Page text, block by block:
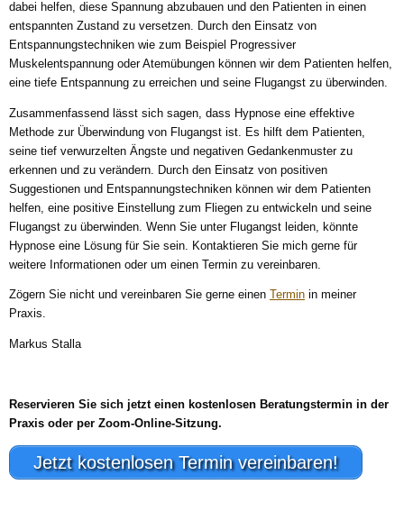
dabei helfen, diese Spannung abzubauen und den Patienten in einen
entspannten Zustand zu versetzen. Durch den Einsatz von
Entspannungstechniken wie zum Beispiel Progressiver
Muskelentspannung oder Atemübungen können wir dem Patienten helfen,
eine tiefe Entspannung zu erreichen und seine Flugangst zu überwinden.
Zusammenfassend lässt sich sagen, dass Hypnose eine effektive
Methode zur Überwindung von Flugangst ist. Es hilft dem Patienten,
seine tief verwurzelten Ängste und negativen Gedankenmuster zu
erkennen und zu verändern. Durch den Einsatz von positiven
Suggestionen und Entspannungstechniken können wir dem Patienten
helfen, eine positive Einstellung zum Fliegen zu entwickeln und seine
Flugangst zu überwinden. Wenn Sie unter Flugangst leiden, könnte
Hypnose eine Lösung für Sie sein. Kontaktieren Sie mich gerne für
weitere Informationen oder um einen Termin zu vereinbaren.
Zögern Sie nicht und vereinbaren Sie gerne einen Termin in meiner
Praxis.
Markus Stalla
Reservieren Sie sich jetzt einen kostenlosen Beratungstermin in der
Praxis oder per Zoom-Online-Sitzung.
Jetzt kostenlosen Termin vereinbaren!